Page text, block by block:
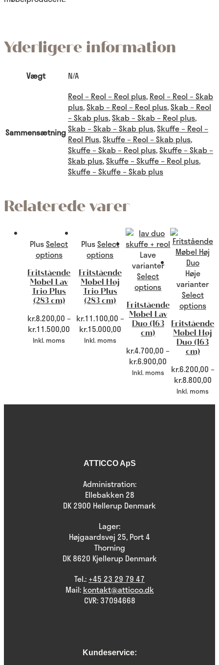
Yderligere information
Vægt N/A
Sammensætning
Reol – Reol – Reol plus, Reol – Reol – Skab
plus,Skab – Reol – Reol plus,Skab – Reol
– Skab plus,Skab – Skab – Reol plus,
Skab – Skab – Skab plus,Skuffe – Reol –
Reol Plus,Skuffe – Reol – Skab plus,
Skuffe – Skab – Reol plus,Skuffe – Skab –
Skab plus,Skuffe – Skuffe – Reol plus,
Skuffe – Skuffe – Skab plus
Relaterede varer
PlusSelect
options
Fritstående
Møbel Lav
Trio Plus
(283 cm)
kr.8.200,00 –
kr.11.500,00
Inkl. moms
PlusSelect
options
Fritstående
Møbel Høj
Trio Plus
(283 cm)
kr.11.100,00 –
kr.15.000,00
Inkl. moms
Lave
varianter
Select
options
Fritstående
Møbel Lav
Duo (163
cm)
kr.4.700,00 –
kr.6.900,00
Inkl. moms
Høje
varianter
Select
options
Fritstående
Møbel Høj
Duo (163
cm)
kr.6.200,00 –
kr.8.800,00
Inkl. moms
ATTICCO ApS
Administration:
Ellebakken 28
DK 2900 Hellerup Denmark
Lager:
Højgaardsvej 25, Port 4
Thorning
DK 8620 Kjellerup Denmark
Tel.: +45 23 29 79 47
Mail: kontakt@atticco.dk
CVR: 37094668
Kundeservice: